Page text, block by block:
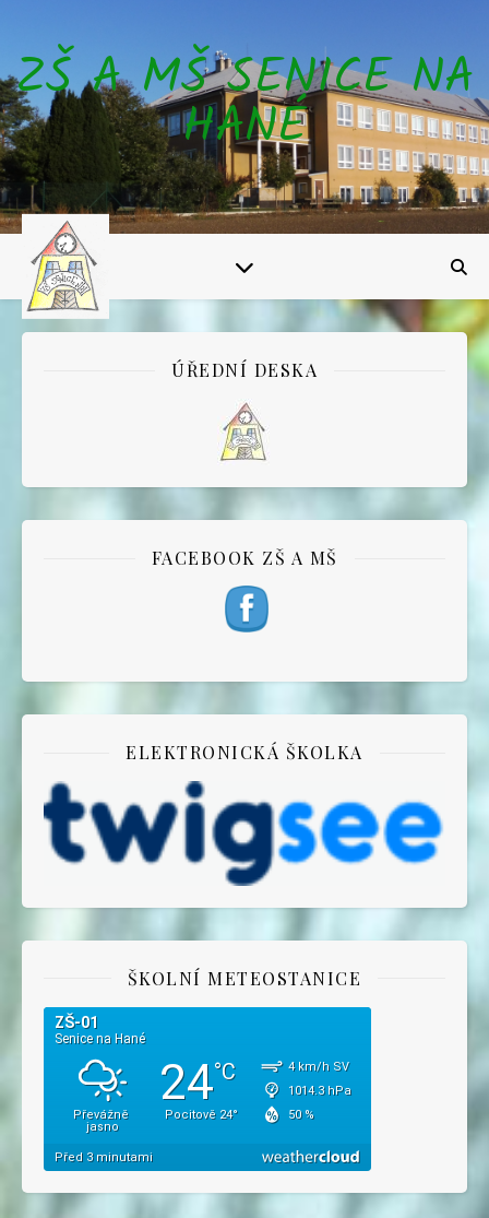
ZŠ A MŠ SENICE NA
HANÉ
ÚŘEDNÍ DESKA
FACEBOOK ZŠ A MŠ
ELEKTRONICKÁ ŠKOLKA
ŠKOLNÍ METEOSTANICE